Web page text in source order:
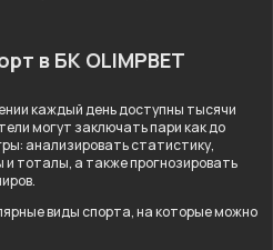
в БК OLIMPBET
каждый день доступны тысячи
могут заключать пари как до
анализировать статистику,
тоталы, а также прогнозировать
виды спорта, на которые можно